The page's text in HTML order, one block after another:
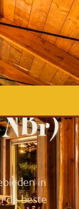
in
de beste